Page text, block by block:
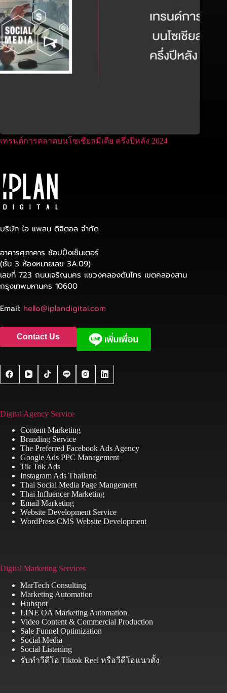
เทรนด์การตลาดบนโซเชียลมีเดีย ครึ่งปีหลัง 2024
บริษัท ไอ แพลน ดิจิตอล จำกัด
อาคารศุภาคาร ช้อปปิ้งเซ็นเตอร์
(ชั้น 3 ห้องหมายเลข 3A.09)
เลขที่ 723 ถนนเจริญนคร แขวงคลองต้นไทร เขตคลองสาน
กรุงเทพมหานคร 10600
Email: hello@iplandigital.com
Contact Us
Digital Agency Service
Content Marketing
Branding Service
The Preferred Facebook Ads Agency
Google Ads PPC Management
Tik Tok Ads
Instagram Ads Thailand
Thai Social Media Page Mangement
Thai Influencer Marketing
Email Marketing
Website Development Service
WordPress CMS Website Development
Digital Marketing Services
MarTech Consulting
Marketing Automation
Hubspot
LINE OA Marketing Automation
Video Content & Commercial Production
Sale Funnel Optimization
Social Media
Social Listening
รับทำวีดีโอ Tiktok Reel หรือวีดีโอแนวตั้ง